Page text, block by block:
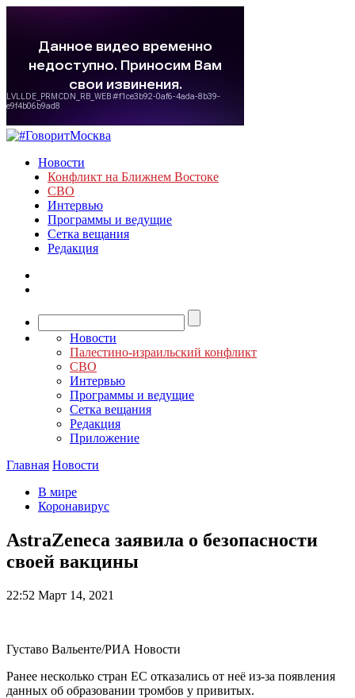
Новости
Конфликт на Ближнем Востоке
СВО
Интервью
Программы и ведущие
Сетка вещания
Редакция
Новости
Палестино-израильский конфликт
СВО
Интервью
Программы и ведущие
Сетка вещания
Редакция
Приложение
Главная Новости
В мире
Коронавирус
AstraZeneca заявила о безопасности
своей вакцины
22:52 Март 14, 2021
Густаво Вальенте/РИА Новости
Ранее несколько стран ЕС отказались от неё из-за появления
данных об образовании тромбов у привитых.